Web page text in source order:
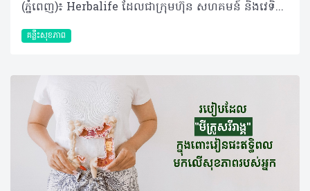
(ភ្នំពេញ)៖ Herbalife ដែលជាក្រុមហ៊ុន សហគមន៍ និងវេទិកាភ្ជាប់ទំនាក់ទំនង លំដាប់ថ្នាក់ពិភពលោក ផ្នែកសុខភាព និងសុខុមាលភាពបានចែករំលែកអំពី របៀបដែលទឹកជួយទ្រទ្រង់ប្រព័ន្ធរំលាយអាហារឱ្យមានសុខភាពល្អ។ ទឹកគឺជាកត្តាចម្បងបំផុតដែលជួយឱ្យប្រព័ន្ធរំលាយអាហារដំណើរការបានរលូន តាំងពីចំណុចចាប់ផ្ដើមរហូតដល់បញ្ចប់។ បច្ចុប្បន្ន ការយកចិត្តទុកដាក់លើសុខភាពប្រព័ន្ធរំលាយអាហារមានការកើនឡើងយ៉ាងខ្លាំង ដោយសារការរកឃើញថ្មីៗអំពី "មីក្រូជីវចម្រុះក្នុងពោះវៀន" (Gut Microbiome)។ វាគឺជាបណ្តុំបាក់តេរីដែលរស់នៅក្នុងបំពង់រំលាយអាហារ ហើយមានឥទ្ធិពលយ៉ាងខ្លាំងដល់ប្រព័ន្ធសុខភាពទូទៅនៃរាងកាយទាំងមូល។ អ្នកប្រហែលជាបានដឹងខ្លះស្រាប់មកហើយថា ដើម្បីរក្សាប្រព័ន្ធរំលាយអាហាររបស់អ្នកឱ្យមានសុខភាពល្អ ការទទួលទានប្រូបាយអូទិក (probiotics - បាក់តេរី "ល្អ") ក៏ដូចជា ព្រីបីយូទិក (prebiotics - "អាហារ" សម្រាប់ប្រូបាយអូទិក) និងជាតិសរសៃឱ្យបានគ្រប់គ្រាន់ គឺជារឿងសំខាន់ដែលអ្នកមិនគួរមើលរំលង។ ប៉ុន្តែមានរឿងមួយដែលសាមញ្ញនិងរឹតតែសំខាន់នោះគឺ៖ ទឹក។ ទឹកមានវត្តមាននៅក្នុងគ្រប់ជំហាននៃដំណើរការរំលាយអាហារ ហេតុដូច្នោះហើយទើបការរក្សាជាតិទឹកឱ្យបានគ្រប់គ្រាន់មានសារៈសំខាន់ខ្លាំងចំពោះសុខភាពរបស់អ្នក។ តើទឹកជួយដល់ការរំលាយអាហារយ៉ាងដូចម្តេច? ចាប់ផ្តើមតាំងពីចំណុចដំបូងបំផុតនៃដំណើរការរំលាយអាហារ ទឹកគឺជាសមាសធាតុសំខាន់នៃទឹកមាត់។ ទឹកមាត់មានមុខងារជាច្រើនដូចជា៖ • វាជួយធ្វើឱ្យអាហារមានសំណើម ដែលបង្កភាពងាយស្រួលក្នុងការទំពា និងលេបចូល • ទឹកមាត់ក៏មានផ្ទុកអង់ស៊ីម ដែលវាដើរតួជាអ្នកបំបែកសារធាតុអាហារដូចជា ជាតិខ្លាញ់ និងកាបូអ៊ីដ្រាត តាំងពីដំបូងបំផុតមុនក្រពះទៅទៀត នៅពេលអាហារឆ្លងកាត់ចូលទៅក្នុងក្រពះ ទឹកក្រពះត្រូវបានបញ្ចេញមក។ទឹកទាំងនោះក៏មានផ្ទុកនូវអង់ស៊ីម ដែលនឹងចាប់ផ្តើម​បំបែកប្រូតេអ៊ីន និងកាបូអ៊ីដ្រាតនៅក្នុងអាហារដែលអ្នកញ៉ាំឱ្យទៅជាផ្នែកតូចៗ ទើបបញ្ជូនទៅកាន់ពោះវៀនតូច ដែលជាកន្លែងកើតមានការរំលាយអាហារភាគច្រើន។ ក្នុងដំណាក់កាលនេះ ទឹកក៏ត្រូវការជាចាំបាច់ផងដែរ ដើម្បីផលិតទឹករំអិលដែលស្រោបផ្នែកខាងក្នុងនៃក្រពះរបស់អ្នក ដែលជួយការពារពីអាស៊ីតក្រពះ។ គួរឱ្យកត់សម្គាល់ផងដែរថា វាមិនមែនជាការពិតនោះទេនូវការលើកឡើងមួយថា ការផឹកទឹកជាមួយអាហារនឹងធ្វើឱ្យទឹកក្រពះរាវខ្លាំង រហូតដល់វាមិនអាចធ្វើការងារបាន។​ តែផ្ទុយទៅវិញ ការមានជាតិទឹកគ្រប់គ្រាន់នឹងជួយជម្រុញដំណើរការនេះឱ្យកាន់តែល្អទៅវិញទេ។ របៀបដែលទឹកទ្រទ្រង់សុខភាពពោះវៀន នៅពេលអាហារផ្លាស់ទីតាមពោះវៀនតូច មានសកម្មភាពរំលាយអាហារជាច្រើនដែលទឹកជួយសម្របសម្រួល៖ • សារធាតុរាវ (ដែលបញ្ចេញពីក្នុងខ្លួន) កាន់តែច្រើន ត្រូវបានបញ្ចេញទៅក្នុងពោះវៀនតូច ពីស្រទាប់ផ្ទៃខាងក្នុងនៃពោះវៀនផ្ទាល់ ក៏ដូចជាពីលំពែង និងថ្លើមផងដែរ។ • អង់ស៊ីមធ្វើការដើម្បីពន្លឿនដំណើរការ និងជួយរៀបចំសម្របសម្រួលការស្រូបយកនៅដំណាក់កាលចុងក្រោយនៃការរំលាយអាហារ៖ អាស៊ីតអាមីណូពីប្រូតេអ៊ីន អាស៊ីតខ្លាញ់ពីជាតិខ្លាញ់ និងម៉ូលេគុលស្ករនីមួយៗពីកាបូអ៊ីដ្រាត។ • ការស្រូបយកសារធាតុចិញ្ចឹមភាគច្រើនកើតឡើងនៅក្នុងពោះវៀនតូច ហើយបន្ទាប់មកសារធាតុចិញ្ចឹមដែលរំលាយរួច នឹងឆ្លងកាត់ទៅកាន់ចរន្តឈាមរបស់អ្នក។ នៅពេលដំណើរការរំលាយអាហារបន្តនៅក្នុងពោះវៀនធំ ទឹកក៏មានសារៈសំខាន់ខ្លាំងផងដែរ៖ • ជាតិសរសៃរលាយ (Soluble fibers) ដែលអ្នកទទួលទាន (មាននៅក្នុងអាហារដូចជា អូត សណ្តែក និងបាឡេ) វានឹងរលាយក្នុងទឹក ហើយប៉ោង និងរីកមាឌ ដែលវានឹងជួយរាងកាយស្រូបយកជាតិស្ករយឺតៗ និងបញ្ជុះកូឡេស្តេរ៉ុល។ • ជាតិសរសៃមិនរលាយ (Insoluble fiber) ដែលអ្នកទទួលទាន (មាននៅក្នុងអាហារដូចជា គ្រាប់ធញ្ញជាតិ និងបន្លែភាគច្រើន) គឺនឹងចាប់យក និងបឺតយកទឹក ដែលវាជួយជំរុញដល់ការបន្ទោបង់ឱ្យបានទៀងទាត់។ គួរបញ្ជាក់ផងដែរថា ផ្នែកខាងក្រោមនៃពោះវៀន ក៏ជាកន្លែងដែលរាងកាយរបស់អ្នកស្រូបយកជាតិរ៉ែភាគច្រើនដែលអ្នកទទួលទាន ហើយទឹកនៅទីនោះជាអ្នកជួយសម្រួលដល់ការស្រូបយកនូវសារធាតុរ៉ែទាំងអស់នោះ។ ជាការពិតណាស់ ប្រព័ន្ធរំលាយអាហារដែលមានសុខភាពល្អ គឺពឹងផ្អែកលើការមានជាតិសរសៃគ្រប់គ្រាន់។ បន្ថែមពីនេះ ការហាត់ប្រាណក៏មានសារៈសំខាន់ផងដែរ នៅពេលអ្នកធ្វើចលនាសាច់ដុំឆ្អឹងអំឡុងពេលហាត់ប្រាណ អ្នកក៏កំពុងជំរុញសាច់ដុំ រលោង (Smooth muscle) នៃបំពង់រំលាយក្នុងពេលតែមួយ ដែលវានឹងជួយជំរុញការបន្ទោបង់មានភាពទៀងទាត់។ បើទោះបីជាអ្វីដែលលើកឡើងមកនេះសំខាន់កម្រិតណាក៏ដោយ ក៏សូមកុំភ្លេចរឿងដ៏សាមញ្ញបំផុតមួយគឺទឹក ហើយអ្នកត្រូវប្រាកដថាអ្នកទទួលទានជាតិទឹកបានច្រើន និងទៀងទាត់ជារៀងរាល់ថ្ងៃ ដើម្បីរក្សាប្រព័ន្ធរំលាយអាហារទាំងស្រុងឱ្យដំណើរការបានរលូន។ អំពីក្រុមហ៊ុន Herbalife ក្រុមហ៊ុន Herbalife (NYSE: HLF) គឺជាក្រុមហ៊ុនសុខភាព និងសុខុមាលភាពឈានមុខគេ និងជាសហគមន៍ដែលកំពុងផ្លាស់ប្តូរជីវិតរបស់មនុស្សជាមួយនឹងផលិតផលអាហារូបត្ថម្ភដ៏អស្ចារ្យ និងជាឱកាសអាជីវកម្មសម្រាប់សមាជិកឯករាជ្យរបស់ខ្លួនចាប់តាំងពីឆ្នាំ 1980។ ក្រុមហ៊ុនផ្តល់ជូននូវផលិតផលដែលគាំទ្រដោយវិទ្យាសាស្រ្តដល់អ្នកប្រើប្រាស់នៅក្នុងទីផ្សារជាង 90។ តាមរយៈសមាជិកឯករាជ្យដែលផ្តល់ជូននូវការបណ្តុះបណ្តាលមួយទល់មួយ និងផ្តល់ការគាំទ្រសហគមន៍ដោយបំផុសគំនិតឱ្យអតិថិជនប្រកាន់ខ្ជាប់នូវរបៀបរស់នៅដែលមានភាពសកម្ម។
គន្លឹះសុខភាព